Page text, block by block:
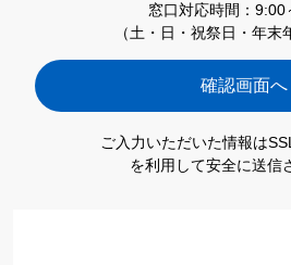
窓口対応時間：9:00
（土・日・祝祭日・年末
ご入力いただいた情報は
を利用して安全に送信